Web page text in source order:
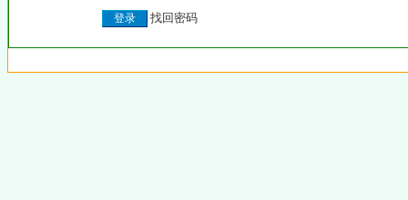
找回密码